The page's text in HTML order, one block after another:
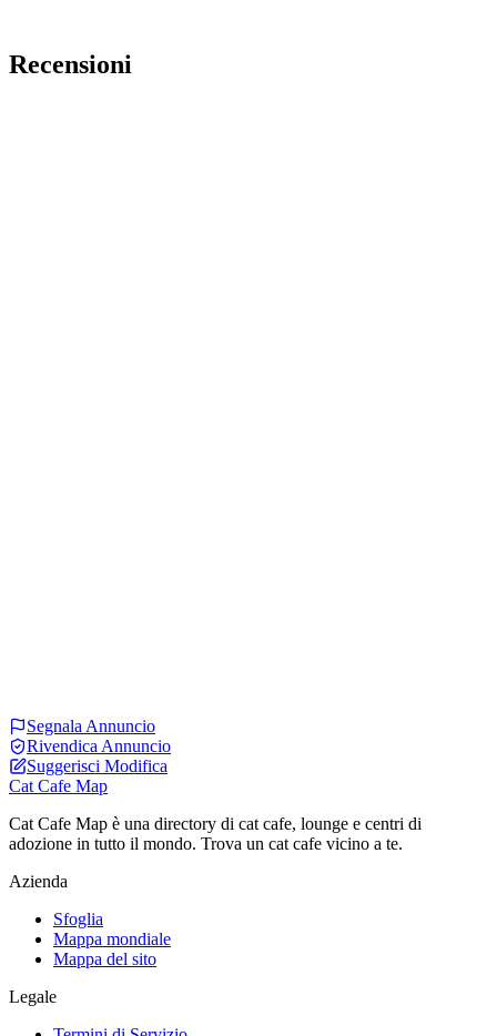
Recensioni
Segnala Annuncio
Rivendica Annuncio
Suggerisci Modifica
Cat Cafe Map
Cat Cafe Map è una directory di cat cafe, lounge e centri di
adozione in tutto il mondo. Trova un cat cafe vicino a te.
Azienda
Sfoglia
Mappa mondiale
Mappa del sito
Legale